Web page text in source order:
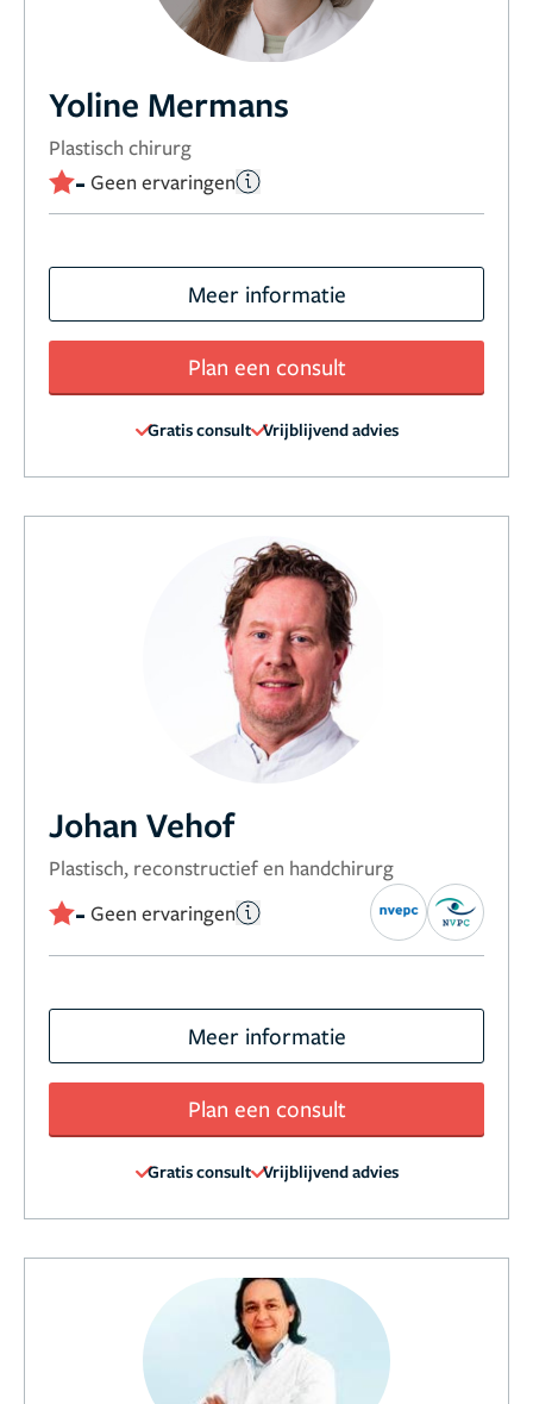
Yoline Mermans
Plastisch chirurg
- Geen ervaringen
Meer informatie
Plan een consult
Gratis consult Vrijblijvend advies
Johan Vehof
Plastisch, reconstructief en handchirurg
- Geen ervaringen
Meer informatie
Plan een consult
Gratis consult Vrijblijvend advies